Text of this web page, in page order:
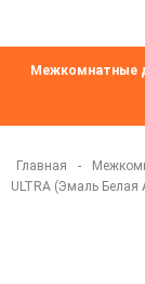
Межкомнатные
Главная -
ULTRA (Эмаль Белая